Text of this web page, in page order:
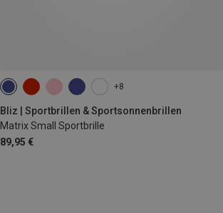
+8
Bliz | Sportbrillen & Sportsonnenbrillen
Matrix Small Sportbrille
89,95 €